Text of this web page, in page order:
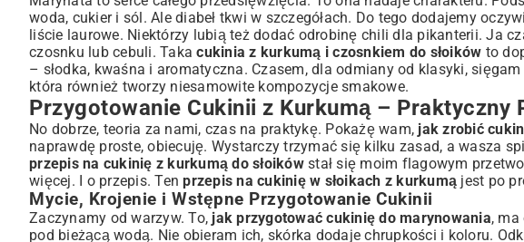
woda, cukier i sól. Ale diabeł tkwi w szczegółach. Do tego dodajemy
liście laurowe. Niektórzy lubią też dodać odrobinę chili dla pikanterii. Ja
czosnku lub cebuli. Takacukinia z kurkumą i czosnkiem do słoików to
– słodka, kwaśna i aromatyczna. Czasem, dla odmiany od klasyki,
która również tworzy niesamowite kompozycje smakowe.
Przygotowanie Cukinii z Kurkumą – Praktyczny
No dobrze, teoria za nami, czas na praktykę. Pokażę wam, jak zrobić
naprawdę proste, obiecuję. Wystarczy trzymać się kilku zasad, a wasza
przepis na cukinię z kurkumą do słoikówstał się moim flagowym
więcej. I o przepis. Tenprzepis na cukinię w słoikach z kurkumą jest po
Mycie, Krojenie i Wstępne Przygotowanie Cukinii
Zaczynamy od warzyw. To, jak przygotować cukinię do marynowania, ma
pod bieżącą wodą. Nie obieram ich, skórka dodaje chrupkości i koloru.